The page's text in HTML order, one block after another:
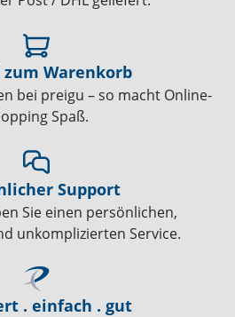
zum Warenkorb
bei preigu – so macht Online-
Spaß.
Support
Sie einen persönlichen,
unkomplizierten Service.
. einfach . gut